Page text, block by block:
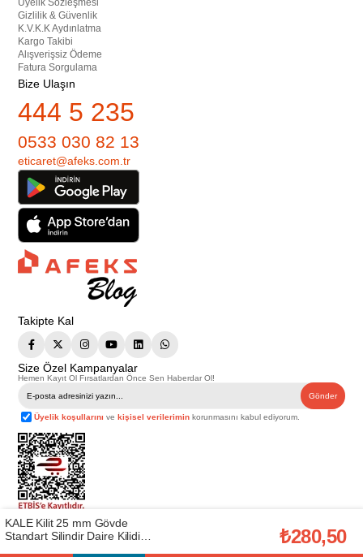
Üyelik Sözleşmesi
Gizlilik & Güvenlik
K.V.K.K Aydınlatma
Kargo Takibi
Alışverişsiz Ödeme
Fatura Sorgulama
Bize Ulaşın
444 5 235
0533 030 82 13
eticaret@afeks.com.tr
Takipte Kal
Size Özel Kampanyalar
Hemen Kayıt Ol Fırsatlardan Önce Sen Haberdar Ol!
Gönder
Üyelik koşullarını vekişisel verilerimin korunmasını kabul ediyorum.
Telif Hakkı © 2026
. Tüm hakları saklıdır.
Bu web sitesindeki tüm ürünler ticari amaçlıdır. Web sitemizde yer alan
görsel ve yazılı içerikler firmamıza ait olup, firmamızın yazılı izni alınmadan
KALE Kilit 25 mm Gövde
Standart Silindir Daire Kilidi
₺280,50